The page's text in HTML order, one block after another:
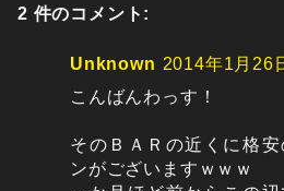
2 件のコメント:
Unknown 2014年1月26
こんばんわっす！
そのＢＡＲの近くに格
ンがございますｗｗｗ